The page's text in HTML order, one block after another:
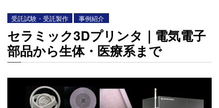
受託試験・受託製作 事例紹介
セラミック3Dプリンタ｜電気電子
部品から生体・医療系まで